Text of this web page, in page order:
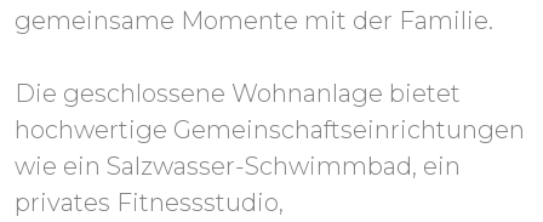
gemeinsame Momente mit der Familie.
Die geschlossene Wohnanlage bietet
hochwertige Gemeinschaftseinrichtungen
wie ein Salzwasser-Schwimmbad, ein
privates Fitnessstudio,